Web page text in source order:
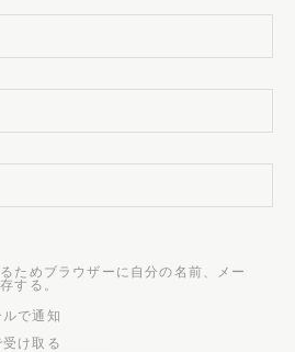
ためブラウザーに自分の名前、メー
する。
で通知
け取る